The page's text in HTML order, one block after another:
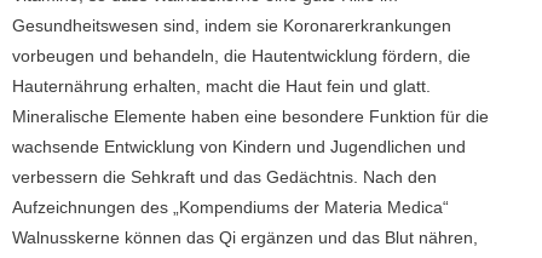
Gesundheitswesen sind, indem sie Koronarerkrankungen
vorbeugen und behandeln, die Hautentwicklung fördern, die
Hauternährung erhalten, macht die Haut fein und glatt.
Mineralische Elemente haben eine besondere Funktion für die
wachsende Entwicklung von Kindern und Jugendlichen und
verbessern die Sehkraft und das Gedächtnis. Nach den
Aufzeichnungen des „Kompendiums der Materia Medica“
Walnusskerne können das Qi ergänzen und das Blut nähren,